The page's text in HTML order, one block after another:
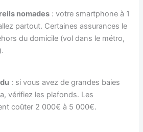
nomades : votre smartphone à 1
partout. Certaines assurances le
du domicile (vol dans le métro,
: si vous avez de grandes baies
vérifiez les plafonds. Les
coûter 2 000€ à 5 000€.